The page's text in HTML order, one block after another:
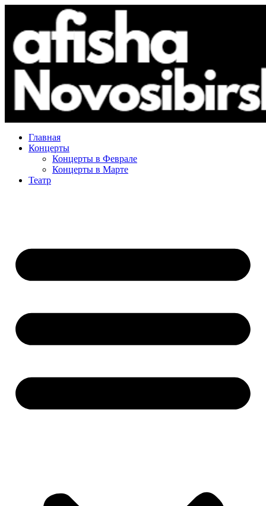
Главная
Концерты
Концерты в Феврале
Концерты в Марте
Театр